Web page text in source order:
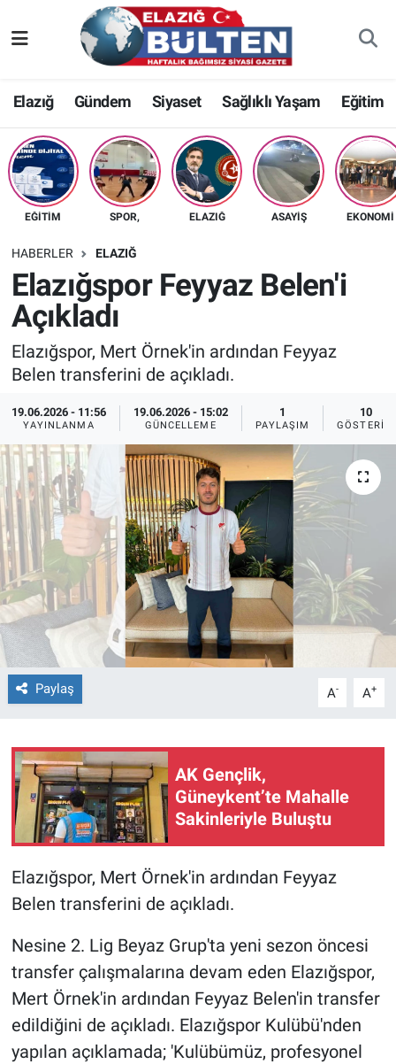
Elazığ Gündem Siyaset Sağlıklı Yaşam Eğitim
EĞITIM SPOR, ELAZIĞ ASAYIŞ EKONOMI
HABERLER ELAZIĞ
Elazığspor Feyyaz Belen'i
Açıkladı
Elazığspor, Mert Örnek'in ardından Feyyaz
Belen transferini de açıkladı.
19.06.2026 - 11:56
YAYINLANMA
19.06.2026 - 15:02
GÜNCELLEME
1
PAYLAŞIM
10
GÖSTERIM
Paylaş A- A+
AK Gençlik,
Güneykent’te Mahalle
Sakinleriyle Buluştu
Elazığspor, Mert Örnek'in ardından Feyyaz
Belen transferini de açıkladı.
Nesine 2. Lig Beyaz Grup'ta yeni sezon öncesi
transfer çalışmalarına devam eden Elazığspor,
Mert Örnek'in ardından Feyyaz Belen'in transfer
edildiğini de açıkladı. Elazığspor Kulübü'nden
yapılan açıklamada; 'Kulübümüz, profesyonel
Asayiş
Bilim-Teknoloji
Eğitim
Ekonomi
Elazığ
Gündem
Sağlık
Sağlıklı Yaşam
Siyaset
Spor
Yaşam
Nöbetçi Eczaneler
Hava Durumu
Namaz Vakitleri
Trafik Durumu
Süper Lig Puan Durumu ve Fikstür
Tüm Manşetler
Son Dakika Haberleri
Haber Arşivi